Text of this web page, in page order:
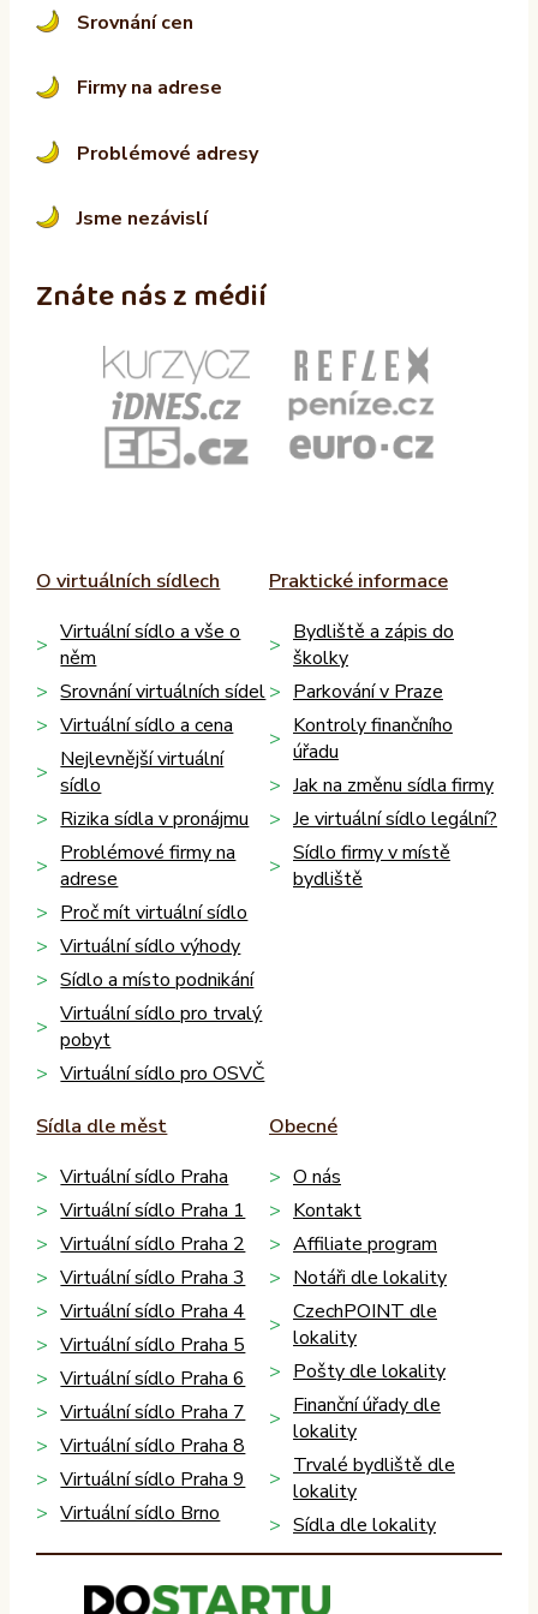
Srovnání cen
Firmy na adrese
Problémové adresy
Jsme nezávislí
Znáte nás z médií
O virtuálních sídlech
Virtuální sídlo a vše o
něm
Srovnání virtuálních sídel
Virtuální sídlo a cena
Nejlevnější virtuální
sídlo
Rizika sídla v pronájmu
Problémové firmy na
adrese
Proč mít virtuální sídlo
Virtuální sídlo výhody
Sídlo a místo podnikání
Virtuální sídlo pro trvalý
pobyt
Virtuální sídlo pro OSVČ
Praktické informace
Bydliště a zápis do
školky
Parkování v Praze
Kontroly finančního
úřadu
Jak na změnu sídla firmy
Je virtuální sídlo legální?
Sídlo firmy v místě
bydliště
Sídla dle měst
Virtuální sídlo Praha
Virtuální sídlo Praha 1
Virtuální sídlo Praha 2
Virtuální sídlo Praha 3
Virtuální sídlo Praha 4
Virtuální sídlo Praha 5
Virtuální sídlo Praha 6
Virtuální sídlo Praha 7
Virtuální sídlo Praha 8
Virtuální sídlo Praha 9
Virtuální sídlo Brno
Obecné
O nás
Kontakt
Affiliate program
Notáři dle lokality
CzechPOINT dle
lokality
Pošty dle lokality
Finanční úřady dle
lokality
Trvalé bydliště dle
lokality
Sídla dle lokality